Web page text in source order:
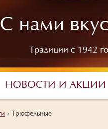
С нами
Традиции с 1942
НОВОСТИ И АКЦИИ
› Трюфельные